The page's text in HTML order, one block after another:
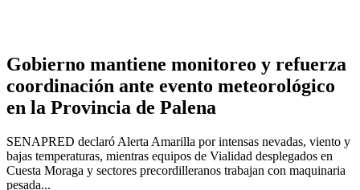
Gobierno mantiene monitoreo y refuerza
coordinación ante evento meteorológico
en la Provincia de Palena
SENAPRED declaró Alerta Amarilla por intensas nevadas, viento y
bajas temperaturas, mientras equipos de Vialidad desplegados en
Cuesta Moraga y sectores precordilleranos trabajan con maquinaria
pesada...